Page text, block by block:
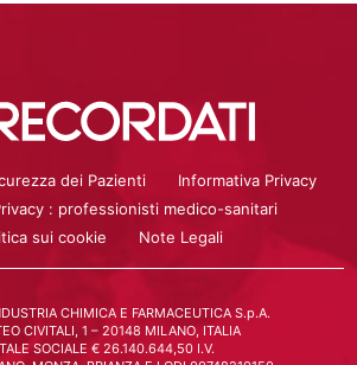
dei Pazienti
Informativa Privacy
: professionisti medico-sanitari
sui cookie
Note Legali
CHIMICA E FARMACEUTICA S.p.A.
CIVITALI, 1 – 20148 MILANO, ITALIA
SOCIALE € 26.140.644,50 I.V.